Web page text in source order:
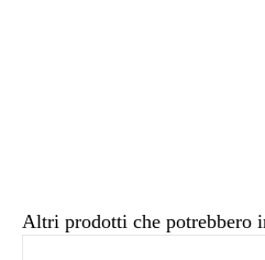
Altri prodotti che potrebbero